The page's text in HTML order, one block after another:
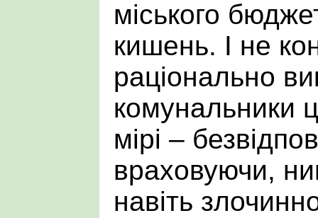
міського
кишень. І не
раціонально
комунальники
мірі –
враховуючи,
навіть